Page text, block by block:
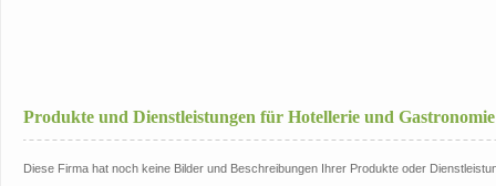
Produkte und Dienstleistungen für Hotellerie und Gastronomie
Diese Firma hat noch keine Bilder und Beschreibungen Ihrer Produkte oder